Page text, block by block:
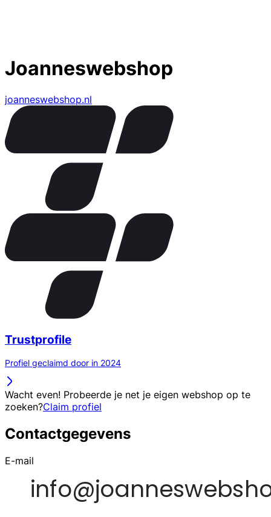
Joanneswebshop
joanneswebshop.nl
Trustprofile
Profiel geclaimd door in 2024
Wacht even! Probeerde je net je eigen webshop op te
zoeken?Claim profiel
Contactgegevens
E-mail